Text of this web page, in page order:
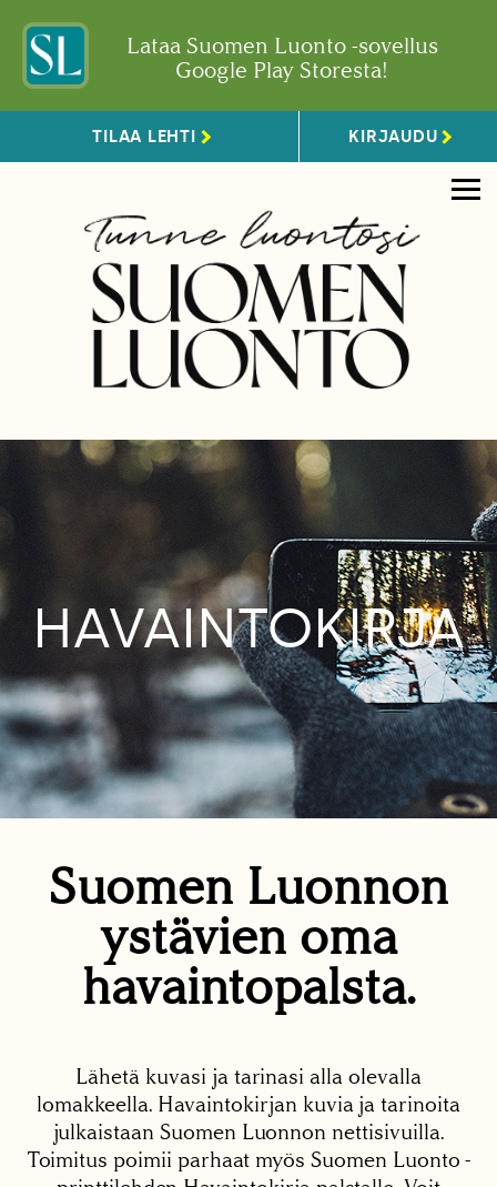
Lataa Suomen Luonto -sovellus
Google Play Storesta!
TILAA LEHTI KIRJAUDU
HAVAINTOKIRJA
Suomen Luonnon
ystävien oma
havaintopalsta.
Lähetä kuvasi ja tarinasi alla olevalla
lomakkeella. Havaintokirjan kuvia ja tarinoita
julkaistaan Suomen Luonnon nettisivuilla.
Toimitus poimii parhaat myös Suomen Luonto -